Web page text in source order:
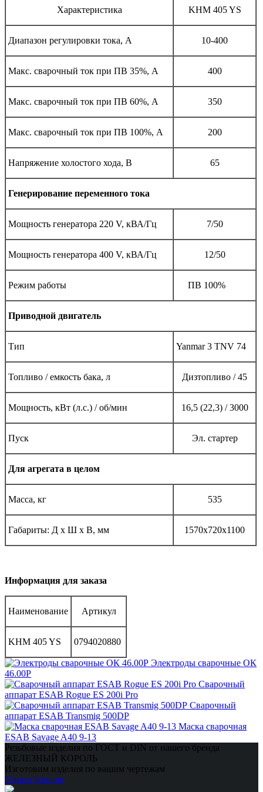
Характеристика KHM 405 YS
Диапазон регулировки тока, A 10-400
Макс. сварочный ток при ПВ 35%, A 400
Макс. сварочный ток при ПВ 60%, A 350
Макс. сварочный ток при ПВ 100%, A 200
Напряжение холостого хода, В 65
Генерирование переменного тока
Мощность генератора 220 V, кВА/Гц 7/50
Мощность генератора 400 V, кВА/Гц 12/50
Режим работы ПВ 100%
Приводной двигатель
Тип Yanmar 3 TNV 74
Топливо / емкость бака, л Дизтопливо / 45
Мощность, кВт (л.с.) / об/мин 16,5 (22,3) / 3000
Пуск Эл. стартер
Для агрегата в целом
Масса, кг 535
Габариты: Д х Ш х В, мм 1570x720x1100
Информация для заказа
Наименование Артикул
KHM 405 YS 0794020880
Электроды сварочные ОК
46.00Р
Сварочный
аппарат ESAB Rogue ES 200i Pro
Сварочный
аппарат ESAB Transmig 500DP
Маска сварочная
ESAB Savage A40 9-13
Резьбовые изделия по ГОСТ и DIN от нашего бренда
ЖЕЛЕЗНЫЙ КОРОЛЬ
Изготовим изделия по вашим чертежам
Узнать больше